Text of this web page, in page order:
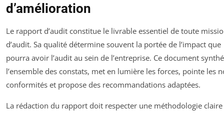
d’amélioration
Le rapport d’audit constitue le livrable essentiel de toute
d’audit. Sa qualité détermine souvent la portée de l’impact que
pourra avoir l’audit au sein de l’entreprise. Ce document
l’ensemble des constats, met en lumière les forces, pointe les
conformités et propose des recommandations adaptées.
La rédaction du rapport doit respecter une méthodologie